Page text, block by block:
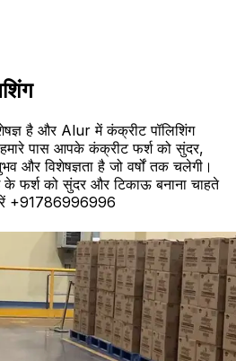
है और Alur में कंक्रीट पॉलिशिंग
पास आपके कंक्रीट फर्श को सुंदर,
और विशेषज्ञता है जो वर्षों तक चलेगी।
के फर्श को सुंदर और टिकाऊ बनाना चाहते
+91786996996